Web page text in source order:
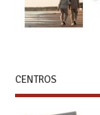
CENTROS